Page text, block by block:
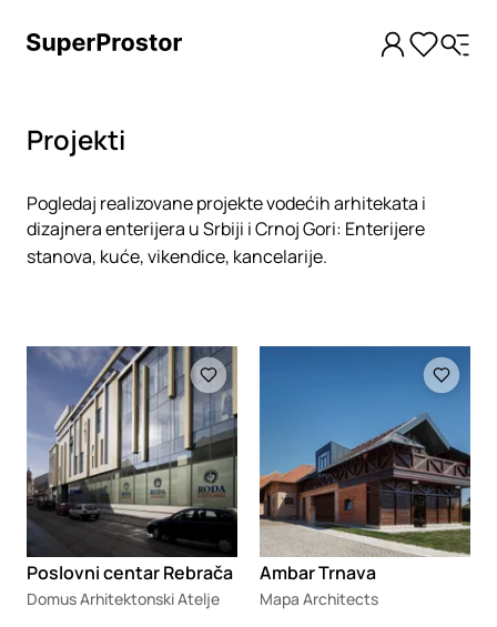
Projekti
Pogledaj realizovane projekte vodećih arhitekata i
dizajnera enterijera u Srbiji i Crnoj Gori: Enterijere
stanova, kuće, vikendice, kancelarije.
Loading
Poslovni centar Rebrača
Domus Arhitektonski Atelje
Ambar Trnava
Mapa Architects